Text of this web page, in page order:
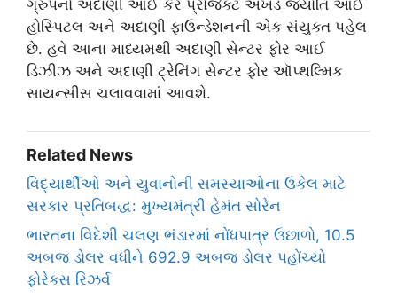
ગ્રુપનો અદાણી આઈ કેર પ્રોજેક્ટ અખંડ જ્યોતિ આઈ
હોસ્પિટલ અને અદાણી ફાઉન્ડેશનની એક સંયુક્ત પહેલ
છે. હવે આના માધ્યમથી અદાણી સેન્ટર ફોર આઈ
ડિઝીઝ અને અદાણી ટ્રેનિંગ સેન્ટર ફોર ઑપ્થલ્મિક
સાયન્સીસ ચલાવવામાં આવશે.
Related News
વિદ્યાર્થીઓ અને યુવાનોની સમસ્યાઓના ઉકેલ માટે
સરકાર પ્રતિબદ્ધ: મુખ્યમંત્રી હેમંત સોરેન
ભારતના વિદેશી ચલણ ભંડારમાં નોંધપાત્ર ઉછાળો, 10.5
અબજ ડોલર વધીને 692.9 અબજ ડોલર પહોંચ્યો
ફોરેક્સ રિઝર્વ